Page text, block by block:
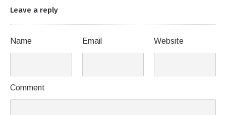
Leave a reply
Name Email Website
Comment